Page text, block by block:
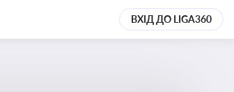
ВХІД ДО LIGA360